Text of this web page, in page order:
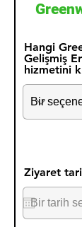
Hangi
Gelişmiş
hizmetini
Ziyaret